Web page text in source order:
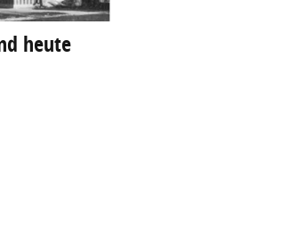
heute